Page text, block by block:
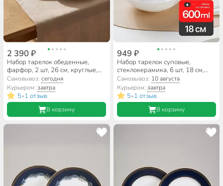
2 390 ₽
Набор тарелок обеденные,
фарфор, 2 шт, 26 см, круглые,
Inspiration Золотой цветок,
Lefard, 422-120, белые
Самовывоз:сегодня
Курьером:завтра
5•1 отзыв
В корзину
949 ₽
Набор тарелок суповые,
стеклокерамика, 6 шт, 18 см,
600 мл, круглые, Марсель
Самовывоз: 10 августа
Курьером: завтра
5•1 отзыв
В корзину